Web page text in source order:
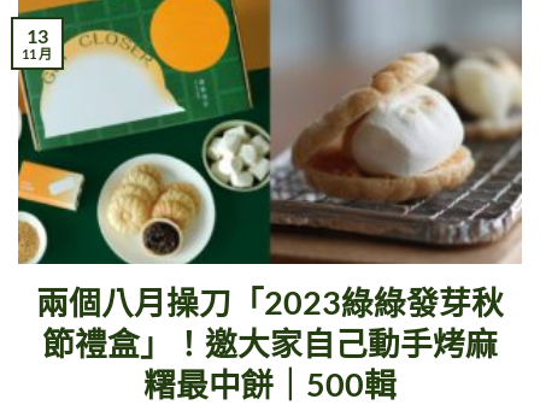
兩個八月操刀「2023綠綠發芽秋
節禮盒」！邀大家自己動手烤麻
糬最中餅｜500輯
13
11 月